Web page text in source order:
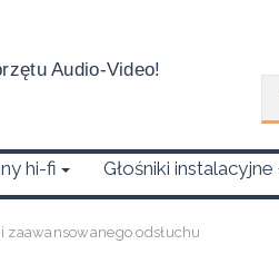
Audio-Video!
hi-fi Głośniki instalacyjne
odsłuchu